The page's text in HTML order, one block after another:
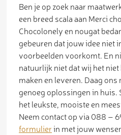
Ben je op zoek naar
een breed scala aan Merci
Chocolonely en nougat
gebeuren dat jouw idee niet
voorbeelden voorkomt. En
natuurlijk niet dat wij het niet
maken en leveren. Daag
genoeg oplossingen in huis.
het leukste, mooiste en
Neem contact op via 088 –
formulierin met jouw